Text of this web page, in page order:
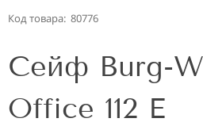
Код товара: 80776
Сейф Burg-
Office 112 E